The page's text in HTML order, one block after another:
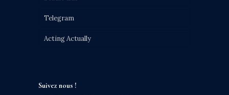
Telegram
Acting Actually
Suivez nous !